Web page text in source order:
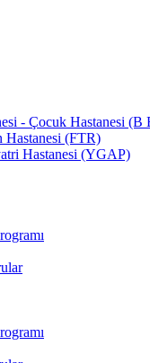
- Çocuk Hastanesi (B
Hastanesi (FTR)
Hastanesi (YGAP)